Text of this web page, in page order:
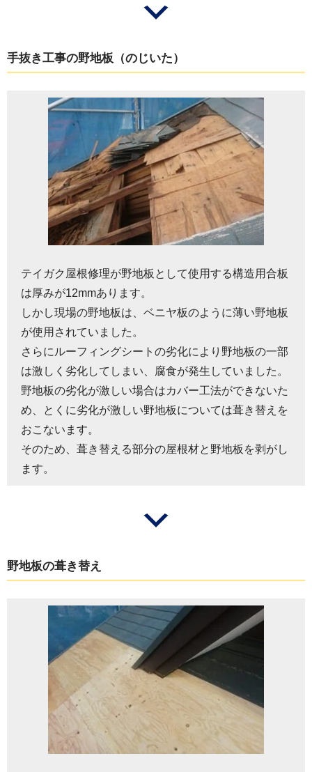
手抜き工事の野地板（のじいた）
テイガク屋根修理が野地板として使用する構造用合板
は厚みが12mmあります。
しかし現場の野地板は、ベニヤ板のように薄い野地板
が使用されていました。
さらにルーフィングシートの劣化により野地板の一部
は激しく劣化してしまい、腐食が発生していました。
野地板の劣化が激しい場合はカバー工法ができないた
め、とくに劣化が激しい野地板については葺き替えを
おこないます。
そのため、葺き替える部分の屋根材と野地板を剥がし
ます。
野地板の葺き替え